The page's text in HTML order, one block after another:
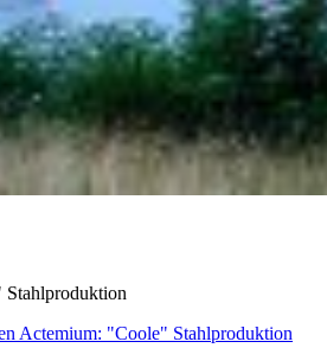
Actemium: "Coole" Stahlproduktion